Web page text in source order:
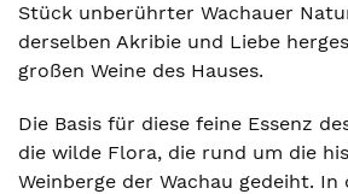
Stück unberührter Wachauer
derselben Akribie und Liebe
großen Weine des Hauses.
Die Basis für diese feine Essenz
die wilde Flora, die rund um die
Weinberge der Wachau gedeiht.